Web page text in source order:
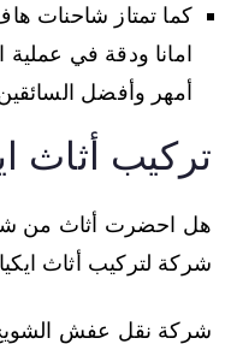
كما تمتاز شاحنات
امانا ودقة في عملية
أمهر وأفضل
تركيب أثاث
هل احضرت أثاث من
شركة لتركيب أثاث
شركة نقل عفش